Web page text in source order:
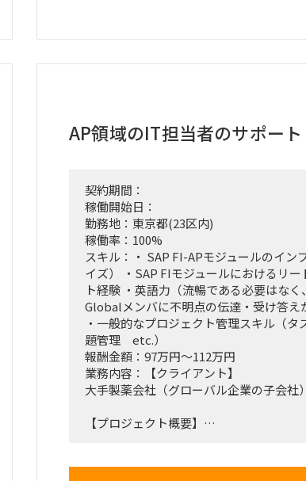
・UATおよび運用テストのフォロー
AP領域のIT担当者のサポ
契約期間：
稼働開始日：
勤務地：東京都(23区内)
稼働率：100%
スキル：・ SAP FI-APモジュールのイン
イズ） ・SAP FIモジュールにおけるリ
ト経験 ・英語力（流暢である必要はな
Globalメンバに不明点の伝達・受け答え
・一般的なプロジェクト管理スキル（タ
題管理 etc.）
報酬金額：97万円～112万円
業務内容：【クライアント】
大手製薬会社（グローバル企業の子会社）
【プロジェクト概要】